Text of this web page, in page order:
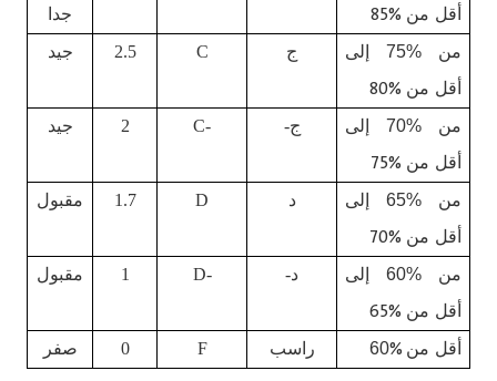
أقل من %85
جد
من %75 إلى
أقل من %80
ج C
2.5 جيد
من %70 إلى
أقل من %75
ج- C-
2 جيد
من %65 إلى
أقل من %70
د D
1.7 مقبول
من %60 إلى
أقل من %65
د- D-
1 مقبول
أقل من %
60 راسب F
0 صفر